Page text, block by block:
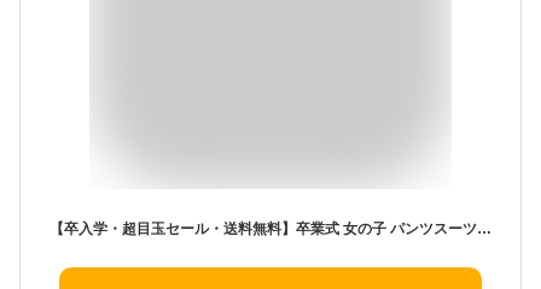
【卒入学・超目玉セール・送料無料】卒業式 女の子 パンツスーツ 小学校卒業式 女の子 ハンサムブラックロングパンツスーツセット フォーマル 女子スーツ セレモニー お葬式・法事 キャサリンコテージ TAK